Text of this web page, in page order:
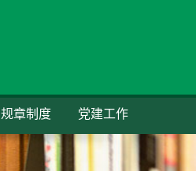
规章制度 党建工作